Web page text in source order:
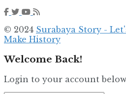
© 2024 Surabaya Story -
Make History
Welcome Back!
Login to your account